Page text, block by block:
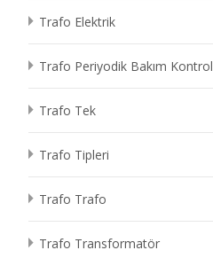
Trafo Elektrik
Trafo Periyodik Bakım Kontrol
Trafo Tek
Trafo Tipleri
Trafo Trafo
Trafo Transformatör